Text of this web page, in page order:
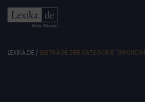
LEXIKA.DE / BEITRÄGE DER KATEGORIE